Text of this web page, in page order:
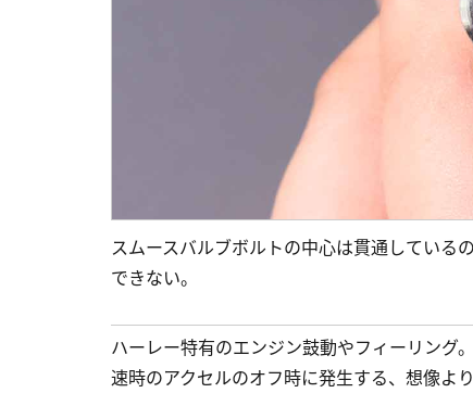
スムースバルブボルトの中心は貫通している
できない。
ハーレー特有のエンジン鼓動やフィーリング
速時のアクセルのオフ時に発生する、想像よ